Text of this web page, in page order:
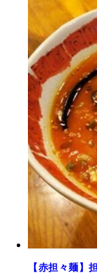
【赤担々麺】